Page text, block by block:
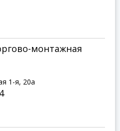
монтажная
1-я, 20а